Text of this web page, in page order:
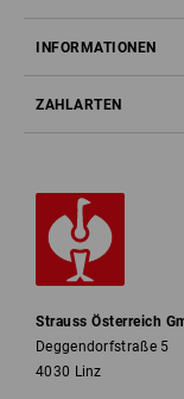
INFORMATIONEN
ZAHLARTEN
Strauss Österreich
Deggendorfstraße 5
4030 Linz